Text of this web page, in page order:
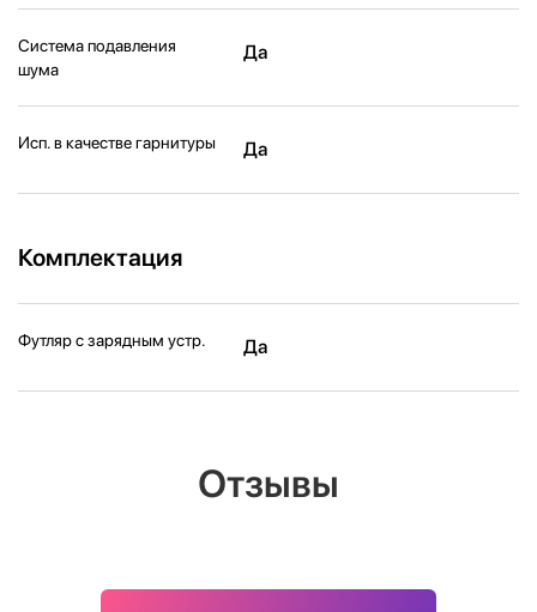
Система подавления
шума
Да
Исп. в качестве гарнитуры Да
Комплектация
Футляр с зарядным устр. Да
Отзывы